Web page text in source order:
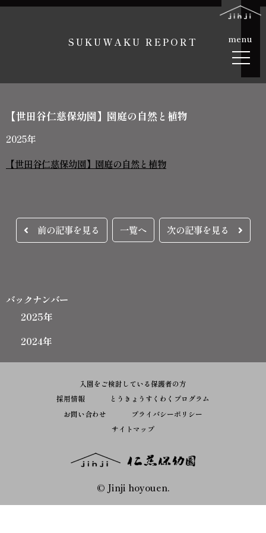
menu
SUKUWAKU REPORT
【世田谷仁慈保幼園】園庭の自然と植物
2025年
【世田谷仁慈保幼園】園庭の自然と植物
前の記事を見る 一覧へ 次の記事を見る
バックナンバー
2025年
2024年
入園をご検討している保護者の方
採用情報
とうきょうすくわくプログラム
お問い合わせ
プライバシーポリシー
サイトマップ
© Jinji hoyouen.